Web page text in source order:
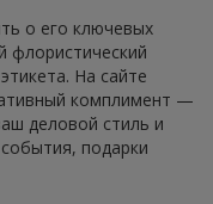
о его ключевых
флористический
На сайте
комплимент —
деловой стиль и
подарки